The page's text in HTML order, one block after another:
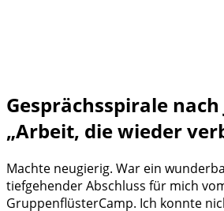
Gesprächsspirale
„Arbeit, die wieder
Machte neugierig. War ein
tiefgehender Abschluss für mich
GruppenflüsterCamp. Ich konnte